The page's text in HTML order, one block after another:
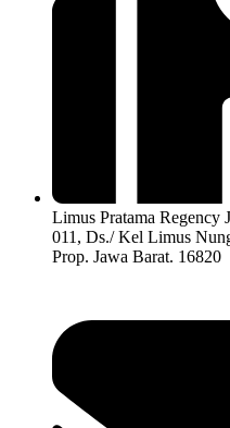
Limus Pratama
011, Ds./ Kel Limus
Prop. Jawa Barat. 16820